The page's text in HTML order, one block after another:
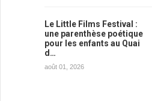
Le Little Films Festival :
une parenthèse poétique
pour les enfants au Quai
d…
août 01, 2026